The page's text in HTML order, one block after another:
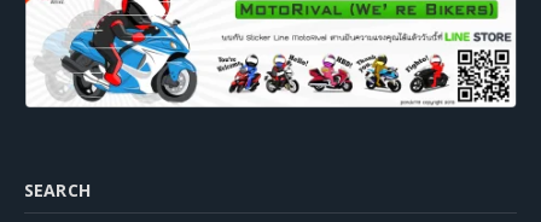
SEARCH